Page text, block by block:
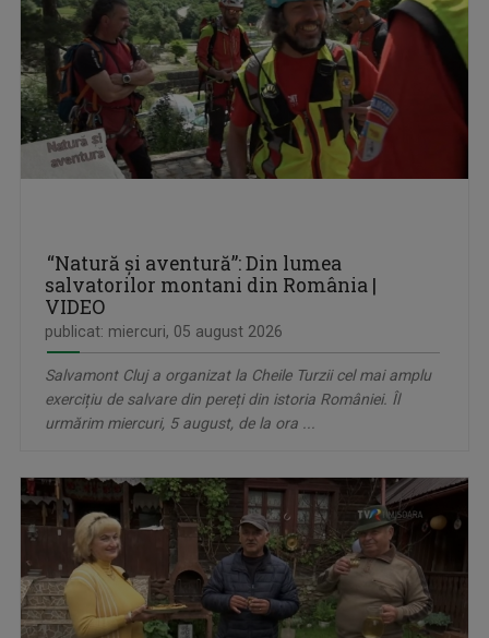
“Natură și aventură”: Din lumea
salvatorilor montani din România |
VIDEO
publicat: miercuri, 05 august 2026
Salvamont Cluj a organizat la Cheile Turzii cel mai amplu
exercițiu de salvare din pereți din istoria României. Îl
urmărim miercuri, 5 august, de la ora ...